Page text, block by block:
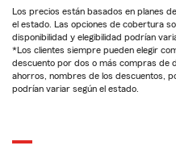
Los precios están basados en planes
el estado. Las opciones de cobertura
disponibilidad y elegibilidad podrían
*Los clientes siempre pueden elegir
descuento por dos o más compras de
ahorros, nombres de los descuentos,
podrían variar según el estado.